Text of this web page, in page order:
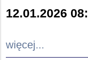
12.01.2026
więcej...